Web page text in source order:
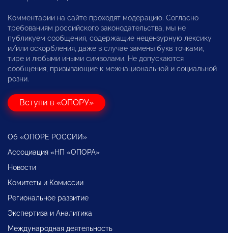
Комментарии на сайте проходят модерацию. Согласно
требованиям российского законодательства, мы не
публикуем сообщения, содержащие нецензурную лексику
и/или оскорбления, даже в случае замены букв точками,
тире и любыми иными символами. Не допускаются
сообщения, призывающие к межнациональной и социальной
розни.
Вступи в «ОПОРУ»
Об «ОПОРЕ РОССИИ»
Ассоциация «НП «ОПОРА»
Новости
Комитеты и Комиссии
Региональное развитие
Экспертиза и Аналитика
Международная деятельность